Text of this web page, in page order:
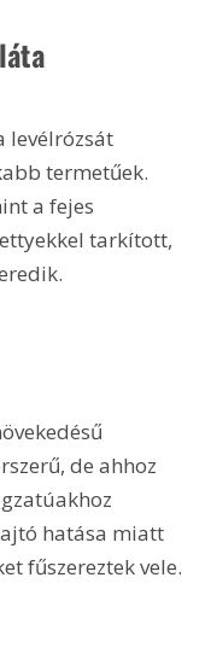
termetűek.
a fejes
tarkított,
de ahhoz
hatása miatt
fűszereztek vele.